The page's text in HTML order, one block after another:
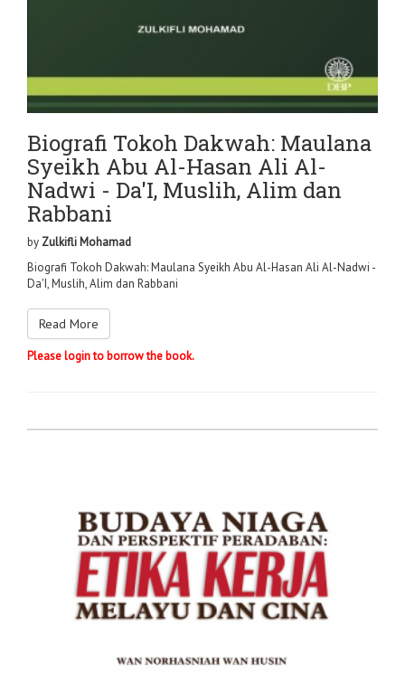
Biografi Tokoh Dakwah: Maulana
Syeikh Abu Al-Hasan Ali Al-
Nadwi - Da'I, Muslih, Alim dan
Rabbani
by Zulkifli Mohamad
Biografi Tokoh Dakwah: Maulana Syeikh Abu Al-Hasan Ali Al-Nadwi -
Da'I, Muslih, Alim dan Rabbani
Read More
Please login to borrow the book.